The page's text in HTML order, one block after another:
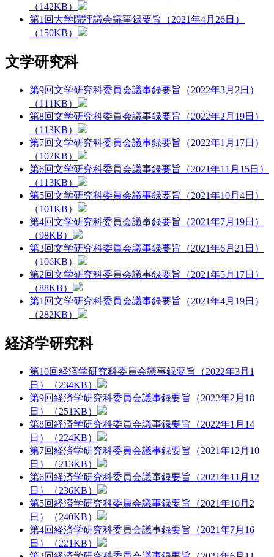
（142KB）
第1回大学院評議会議事録要旨（2021年4月26日）
（150KB）
文学研究科
第9回文学研究科委員会議事録要旨（2022年3月2日）
（111KB）
第8回文学研究科委員会議事録要旨（2022年2月19日）
（113KB）
第7回文学研究科委員会議事録要旨（2022年1月17日）
（102KB）
第6回文学研究科委員会議事録要旨（2021年11月15日）
（113KB）
第5回文学研究科委員会議事録要旨（2021年10月4日）
（101KB）
第4回文学研究科委員会議事録要旨（2021年7月19日）
（98KB）
第3回文学研究科委員会議事録要旨（2021年6月21日）
（106KB）
第2回文学研究科委員会議事録要旨（2021年5月17日）
（88KB）
第1回文学研究科委員会議事録要旨（2021年4月19日）
（282KB）
経済学研究科
第10回経済学研究科委員会議事録要旨（2022年3月1
日）（234KB）
第9回経済学研究科委員会議事録要旨（2022年2月18
日）（251KB）
第8回経済学研究科委員会議事録要旨（2022年1月14
日）（224KB）
第7回経済学研究科委員会議事録要旨（2021年12月10
日）（213KB）
第6回経済学研究科委員会議事録要旨（2021年11月12
日）（236KB）
第5回経済学研究科委員会議事録要旨（2021年10月2
日）（240KB）
第4回経済学研究科委員会議事録要旨（2021年7月16
日）（221KB）